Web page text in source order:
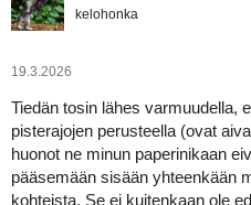
t
u
n
l
o
i
t
s
v
m
ä
ä
r
kelohonka
19.3.2026
Tiedän tosin lähes varmuudella,
pisterajojen perusteella (ovat
huonot ne minun paperinikaan
pääsemään sisään yhteenkään
kohteista. Se ei kuitenkaan ole